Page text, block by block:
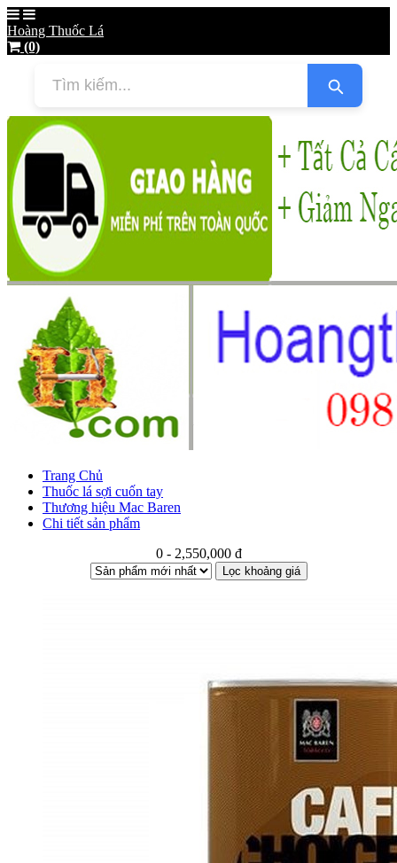
Hoàng Thuốc Lá
(0)
Trang Chủ
Thuốc lá sợi cuốn tay
Thương hiệu Mac Baren
Chi tiết sản phẩm
0 - 2,550,000 đ
Lọc khoảng giá